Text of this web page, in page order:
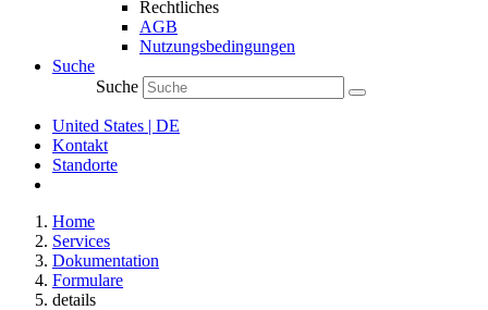
Rechtliches
AGB
Nutzungsbedingungen
Suche
Suche
United States | DE
Kontakt
Standorte
Home
Services
Dokumentation
Formulare
details